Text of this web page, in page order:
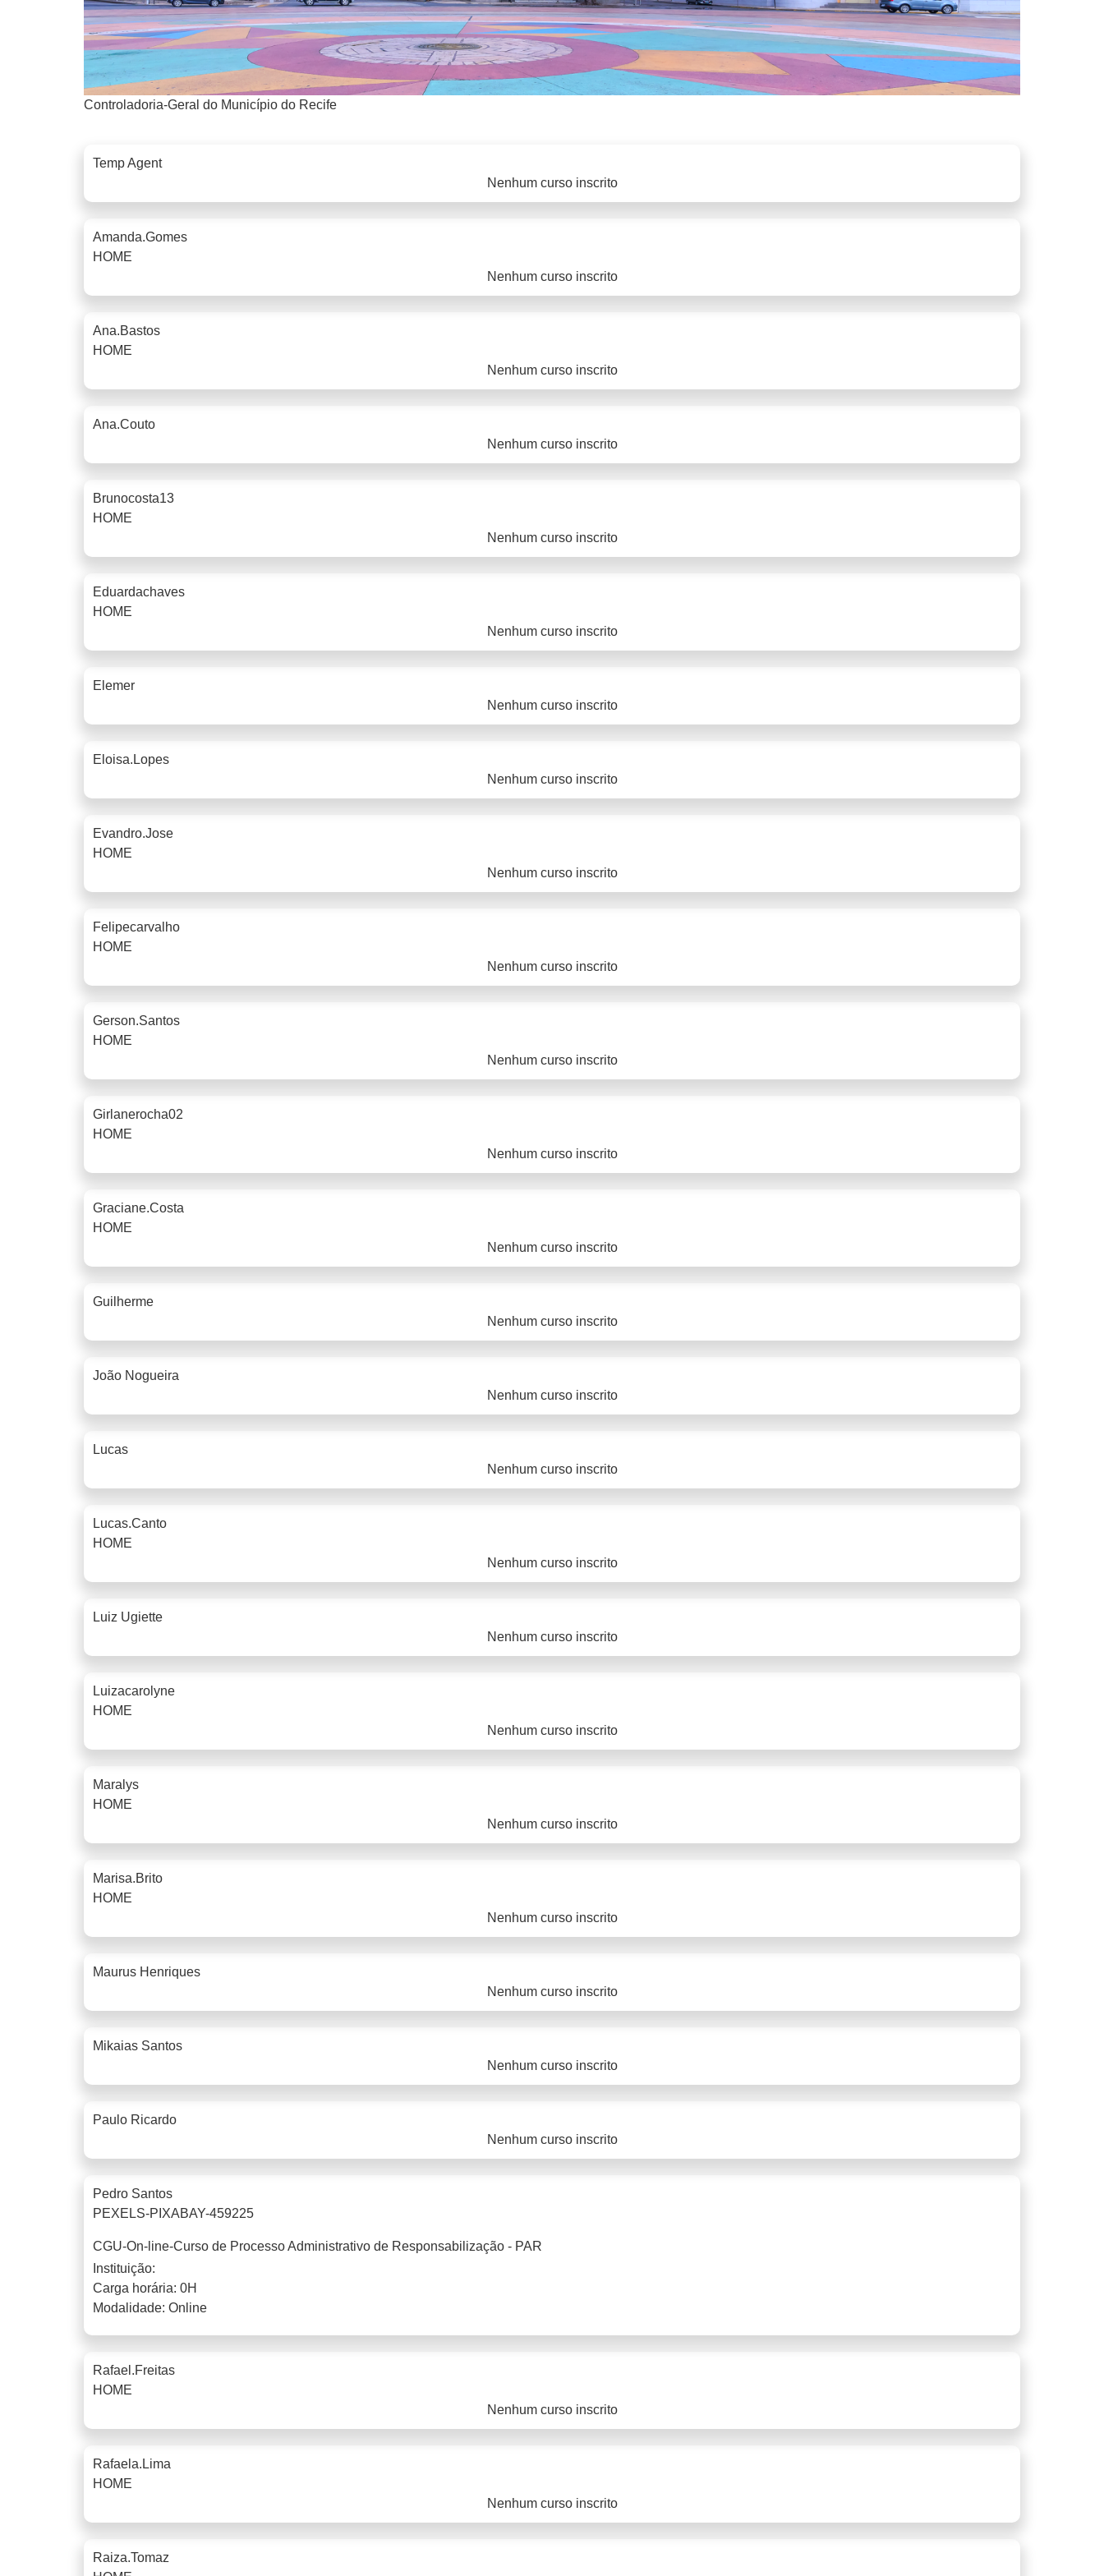
Controladoria-Geral do Município do Recife
Temp Agent
Nenhum curso inscrito
Amanda.gomes
HOME
Nenhum curso inscrito
Ana.bastos
HOME
Nenhum curso inscrito
Ana.couto
Nenhum curso inscrito
Brunocosta13
HOME
Nenhum curso inscrito
Eduardachaves
HOME
Nenhum curso inscrito
Elemer
Nenhum curso inscrito
Eloisa.lopes
Nenhum curso inscrito
Evandro.jose
HOME
Nenhum curso inscrito
Felipecarvalho
HOME
Nenhum curso inscrito
Gerson.santos
HOME
Nenhum curso inscrito
Girlanerocha02
HOME
Nenhum curso inscrito
Graciane.costa
HOME
Nenhum curso inscrito
Guilherme
Nenhum curso inscrito
João Nogueira
Nenhum curso inscrito
Lucas
Nenhum curso inscrito
Lucas.canto
HOME
Nenhum curso inscrito
Luiz Ugiette
Nenhum curso inscrito
Luizacarolyne
HOME
Nenhum curso inscrito
Maralys
HOME
Nenhum curso inscrito
Marisa.brito
HOME
Nenhum curso inscrito
Maurus Henriques
Nenhum curso inscrito
Mikaias Santos
Nenhum curso inscrito
Paulo Ricardo
Nenhum curso inscrito
Pedro Santos
PEXELS-PIXABAY-459225
CGU-On-line-Curso de Processo Administrativo de Responsabilização - PAR
Instituição:
Carga horária: 0H
Modalidade: Online
Rafael.freitas
HOME
Nenhum curso inscrito
Rafaela.lima
HOME
Nenhum curso inscrito
Raiza.tomaz